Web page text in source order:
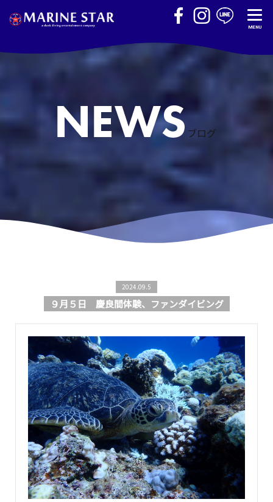
MENU
ブログ
2024.09.5
９月５日 慶良間体験、ファンダイビング